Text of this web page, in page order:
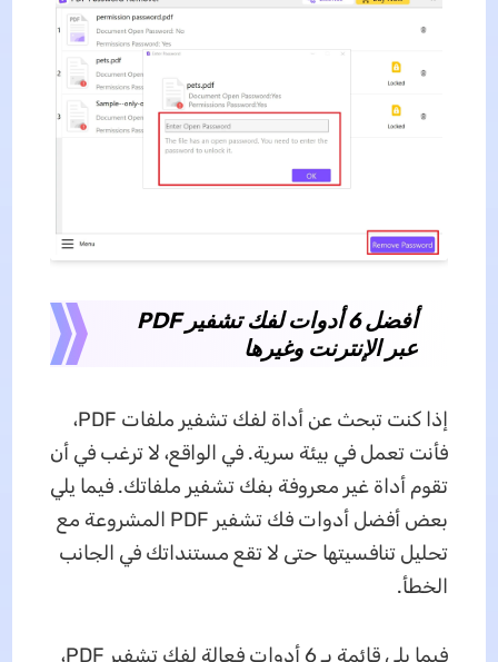
أفضل 6 أدوات لفك تشفير PDF
عبر الإنترنت وغيرها
إذا كنت تبحث عن أداة لفك تشفير ملفات PDF،
فأنت تعمل في بيئة سرية. في الواقع، لا ترغب في أن
تقوم أداة غير معروفة بفك تشفير ملفاتك. فيما يلي
بعض أفضل أدوات فك تشفير PDF المشروعة مع
تحليل تنافسيتها حتى لا تقع مستنداتك في الجانب
الخطأ.
فيما يلي قائمة بـ 6 أدوات فعالة لفك تشفير PDF،